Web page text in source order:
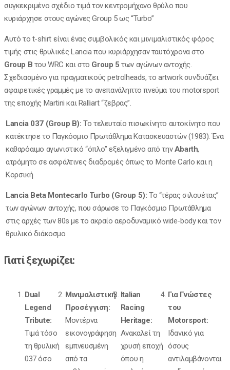
συγκεκριμένο σχέδιο τιμά τον κεντρομήχανο θρύλο που
κυριάρχησε στους αγώνες Group 5 ως “Turbo”
Αυτό το t-shirt είναι ένας συμβολικός και μινιμαλιστικός φόρος
τιμής στις θρυλικές Lancia που κυριάρχησαν ταυτόχρονα στο
Group B του WRC και στο Group 5 των αγώνων αντοχής.
Σχεδιασμένο για πραγματικούς petrolheads, το artwork συνδυάζει
αφαιρετικές γραμμές με το ανεπανάληπτο πνεύμα του motorsport
της εποχής Martini και Ralliart “ζεβρας”.
Lancia 037 (Group B): Το τελευταίο πισωκίνητο αυτοκίνητο που
κατέκτησε το Παγκόσμιο Πρωτάθλημα Κατασκευαστών (1983). Ένα
καθαρόαιμο αγωνιστικό “όπλο” εξελιγμένο από τηνAbarth,
ατρόμητο σε ασφάλτινες διαδρομές όπως το Monte Carlo και η
Κορσική
Lancia Beta Montecarlo Turbo (Group 5): Το “τέρας σιλουέτας”
των αγώνων αντοχής, που σάρωσε το Παγκόσμιο Πρωτάθλημα
στις αρχές των 80s με το ακραίο αεροδυναμικό wide-body και τον
θρυλικό διάκοσμο
Γιατί ξεχωρίζει:
Dual
Legend
Tribute:
Τιμά τόσο
τη θρυλική
037 όσο
Μινιμαλιστική
Προσέγγιση:
Μοντέρνα
εικονογράφηση
εμπνευσμένη
από τα
Italian
Racing
Heritage:
Ανακαλεί τη
χρυσή εποχή
όπου η
Για Γνώστες
του
Motorsport:
Ιδανικό για
όσους
αντιλαμβάνονται